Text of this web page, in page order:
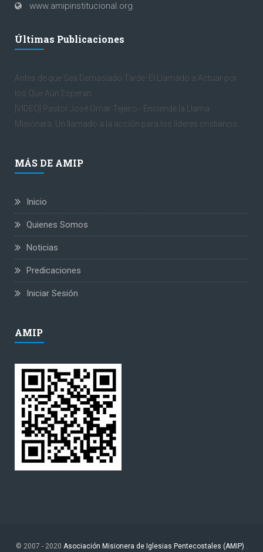
www.amipinstitucional.org
Últimas Publicaciones
Antes de que Sea Demasiado Tarde: El Llamado a Actuar por
los Que Aún Esperan
[VIDEO] Pastor José Omar Tejeiro - Enciende la Llama
Misionera. Un llamado a la acción para los líderes cristianos
MÁS DE AMIP
Inicio
Quienes Somos
Noticias
Predicaciones
Iniciar Sesión
AMIP
© 2007 - 2020 Asociación Misionera de Iglesias Pentecostales (AMIP) .